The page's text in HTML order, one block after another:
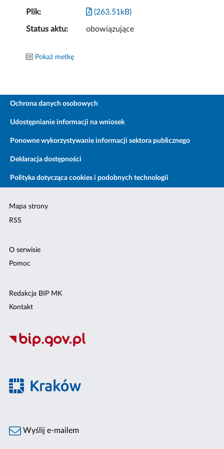
Plik: (263.51kB)
Status aktu: obowiązujące
Pokaż metkę
Ochrona danych osobowych
Udostępnianie informacji na wniosek
Ponowne wykorzystywanie informacji sektora publicznego
Deklaracja dostępności
Polityka dotycząca cookies i podobnych technologii
Mapa strony
RSS
O serwisie
Pomoc
Redakcja BIP MK
Kontakt
Wyślij e-mailem